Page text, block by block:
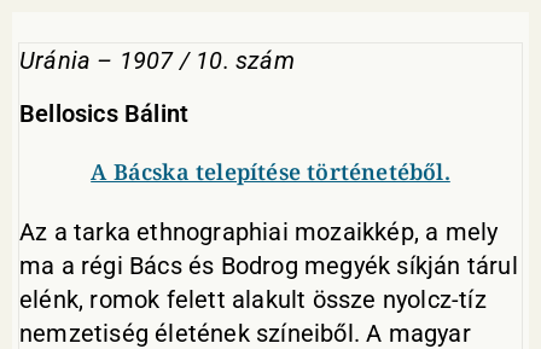
Uránia – 1907 / 10. szám
Bellosics Bálint
A Bácska telepítése történetéből.
Az a tarka ethnographiai mozaikkép, a mely
ma a régi Bács és Bodrog megyék síkján tárul
elénk, romok felett alakult össze nyolcz-tíz
nemzetiség életének színeiből. A magyar